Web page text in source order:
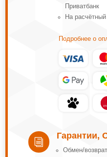
Приватбанк
На
Подробнее о
i
Гарантии,
Обмeн/